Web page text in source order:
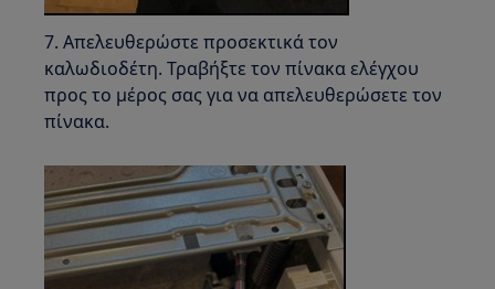
7. Απελευθερώστε προσεκτικά τον
καλωδιοδέτη. Τραβήξτε τον πίνακα ελέγχου
προς το μέρος σας για να απελευθερώσετε τον
πίνακα.